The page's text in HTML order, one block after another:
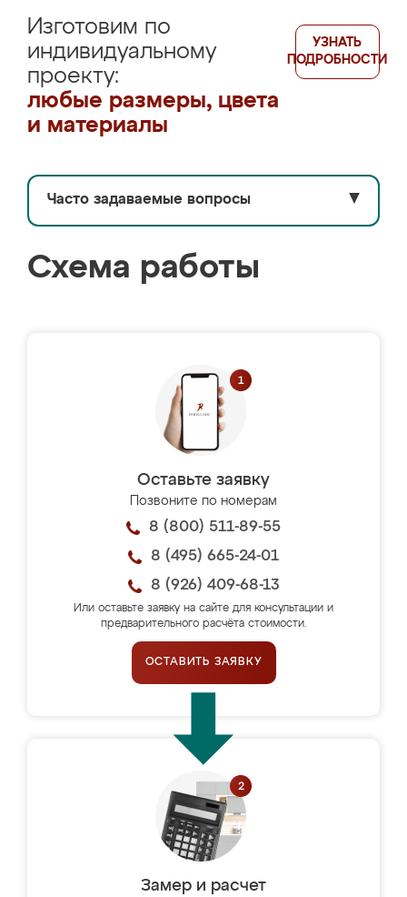
Изготовим по
индивидуальному
проекту:
любые размеры, цвета
и материалы
УЗНАТЬ
ПОДРОБНОСТИ
Часто задаваемые вопросы ▼
Схема работы
Оставьте заявку
Позвоните по номерам
8 (800) 511-89-55
8 (495) 665-24-01
8 (926) 409-68-13
Или оставьте заявку на сайте для консультации и
предварительного расчёта стоимости.
ОСТАВИТЬ ЗАЯВКУ
Замер и расчет